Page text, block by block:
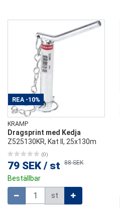
REA -10%
KRAMP
Dragsprint med Kedja
Z525130KR, Kat ll, 25x130m
(0)
79 SEK / st 88 SEK
Beställbar
st